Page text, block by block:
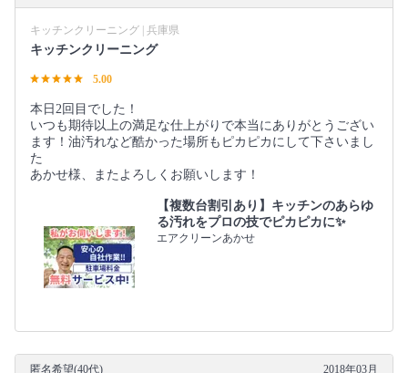
キッチンクリーニング | 兵庫県
キッチンクリーニング
5.00
本日2回目でした！
いつも期待以上の満足な仕上がりで本当にありがとうござい
ます！油汚れなど酷かった場所もピカピカにして下さいまし
た
あかせ様、またよろしくお願いします！
【複数台割引あり】キッチンのあらゆ
る汚れをプロの技でピカピカに✨
エアクリーンあかせ
匿名希望(40代) 2018年03月